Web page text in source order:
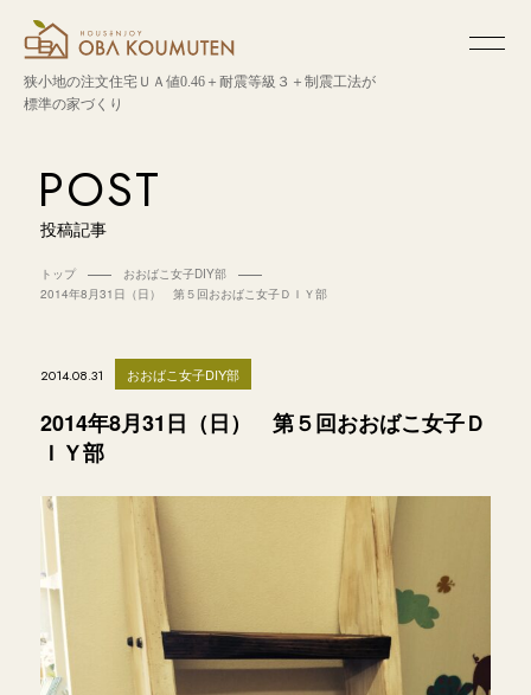
狭小地の注文住宅ＵＡ値0.46＋耐震等級３＋制震工法が
標準の家づくり
POST
投稿記事
トップ
おおばこ女子DIY部
2014年8月31日（日） 第５回おおばこ女子ＤＩＹ部
2014.08.31 おおばこ女子DIY部
2014年8月31日（日） 第５回おおばこ女子Ｄ
ＩＹ部